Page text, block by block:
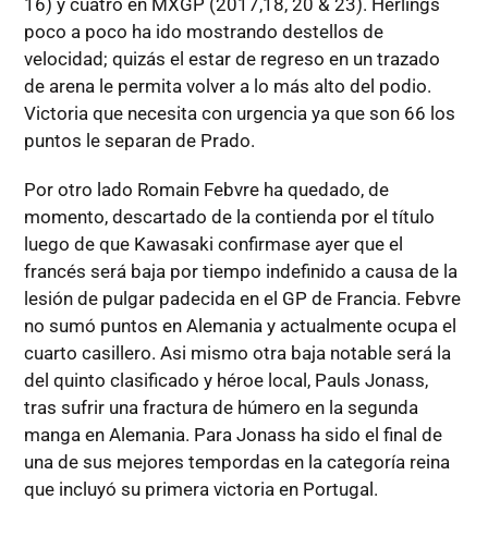
16) y cuatro en MXGP (2017,18, 20 & 23). Herlings
poco a poco ha ido mostrando destellos de
velocidad; quizás el estar de regreso en un trazado
de arena le permita volver a lo más alto del podio.
Victoria que necesita con urgencia ya que son 66 los
puntos le separan de Prado.
Por otro lado Romain Febvre ha quedado, de
momento, descartado de la contienda por el título
luego de que Kawasaki confirmase ayer que el
francés será baja por tiempo indefinido a causa de la
lesión de pulgar padecida en el GP de Francia. Febvre
no sumó puntos en Alemania y actualmente ocupa el
cuarto casillero. Asi mismo otra baja notable será la
del quinto clasificado y héroe local, Pauls Jonass,
tras sufrir una fractura de húmero en la segunda
manga en Alemania. Para Jonass ha sido el final de
una de sus mejores tempordas en la categoría reina
que incluyó su primera victoria en Portugal.